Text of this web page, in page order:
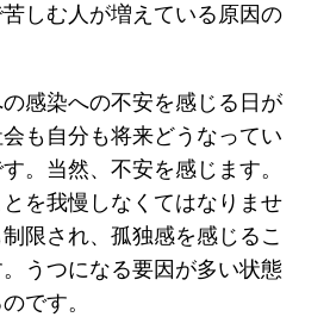
しむ人が増えている原因の
感染への不安を感じる日が
も自分も将来どうなってい
。当然、不安を感じます。
を我慢しなくてはなりませ
限され、孤独感を感じるこ
うつになる要因が多い状態
です。